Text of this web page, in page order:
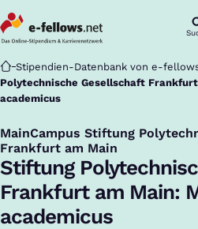
Startseite
Stipendien-Datenbank von e-
Polytechnische Gesellschaft
academicus
MainCampus Stiftung
Frankfurt am Main
:
Stiftung
Frankfurt am Main:
academicus